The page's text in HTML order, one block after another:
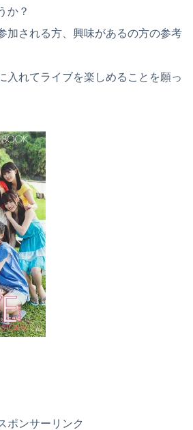
か？
加される方、興味があるの方の参考
入れてライブを楽しめることを願っ
ポンサーリンク